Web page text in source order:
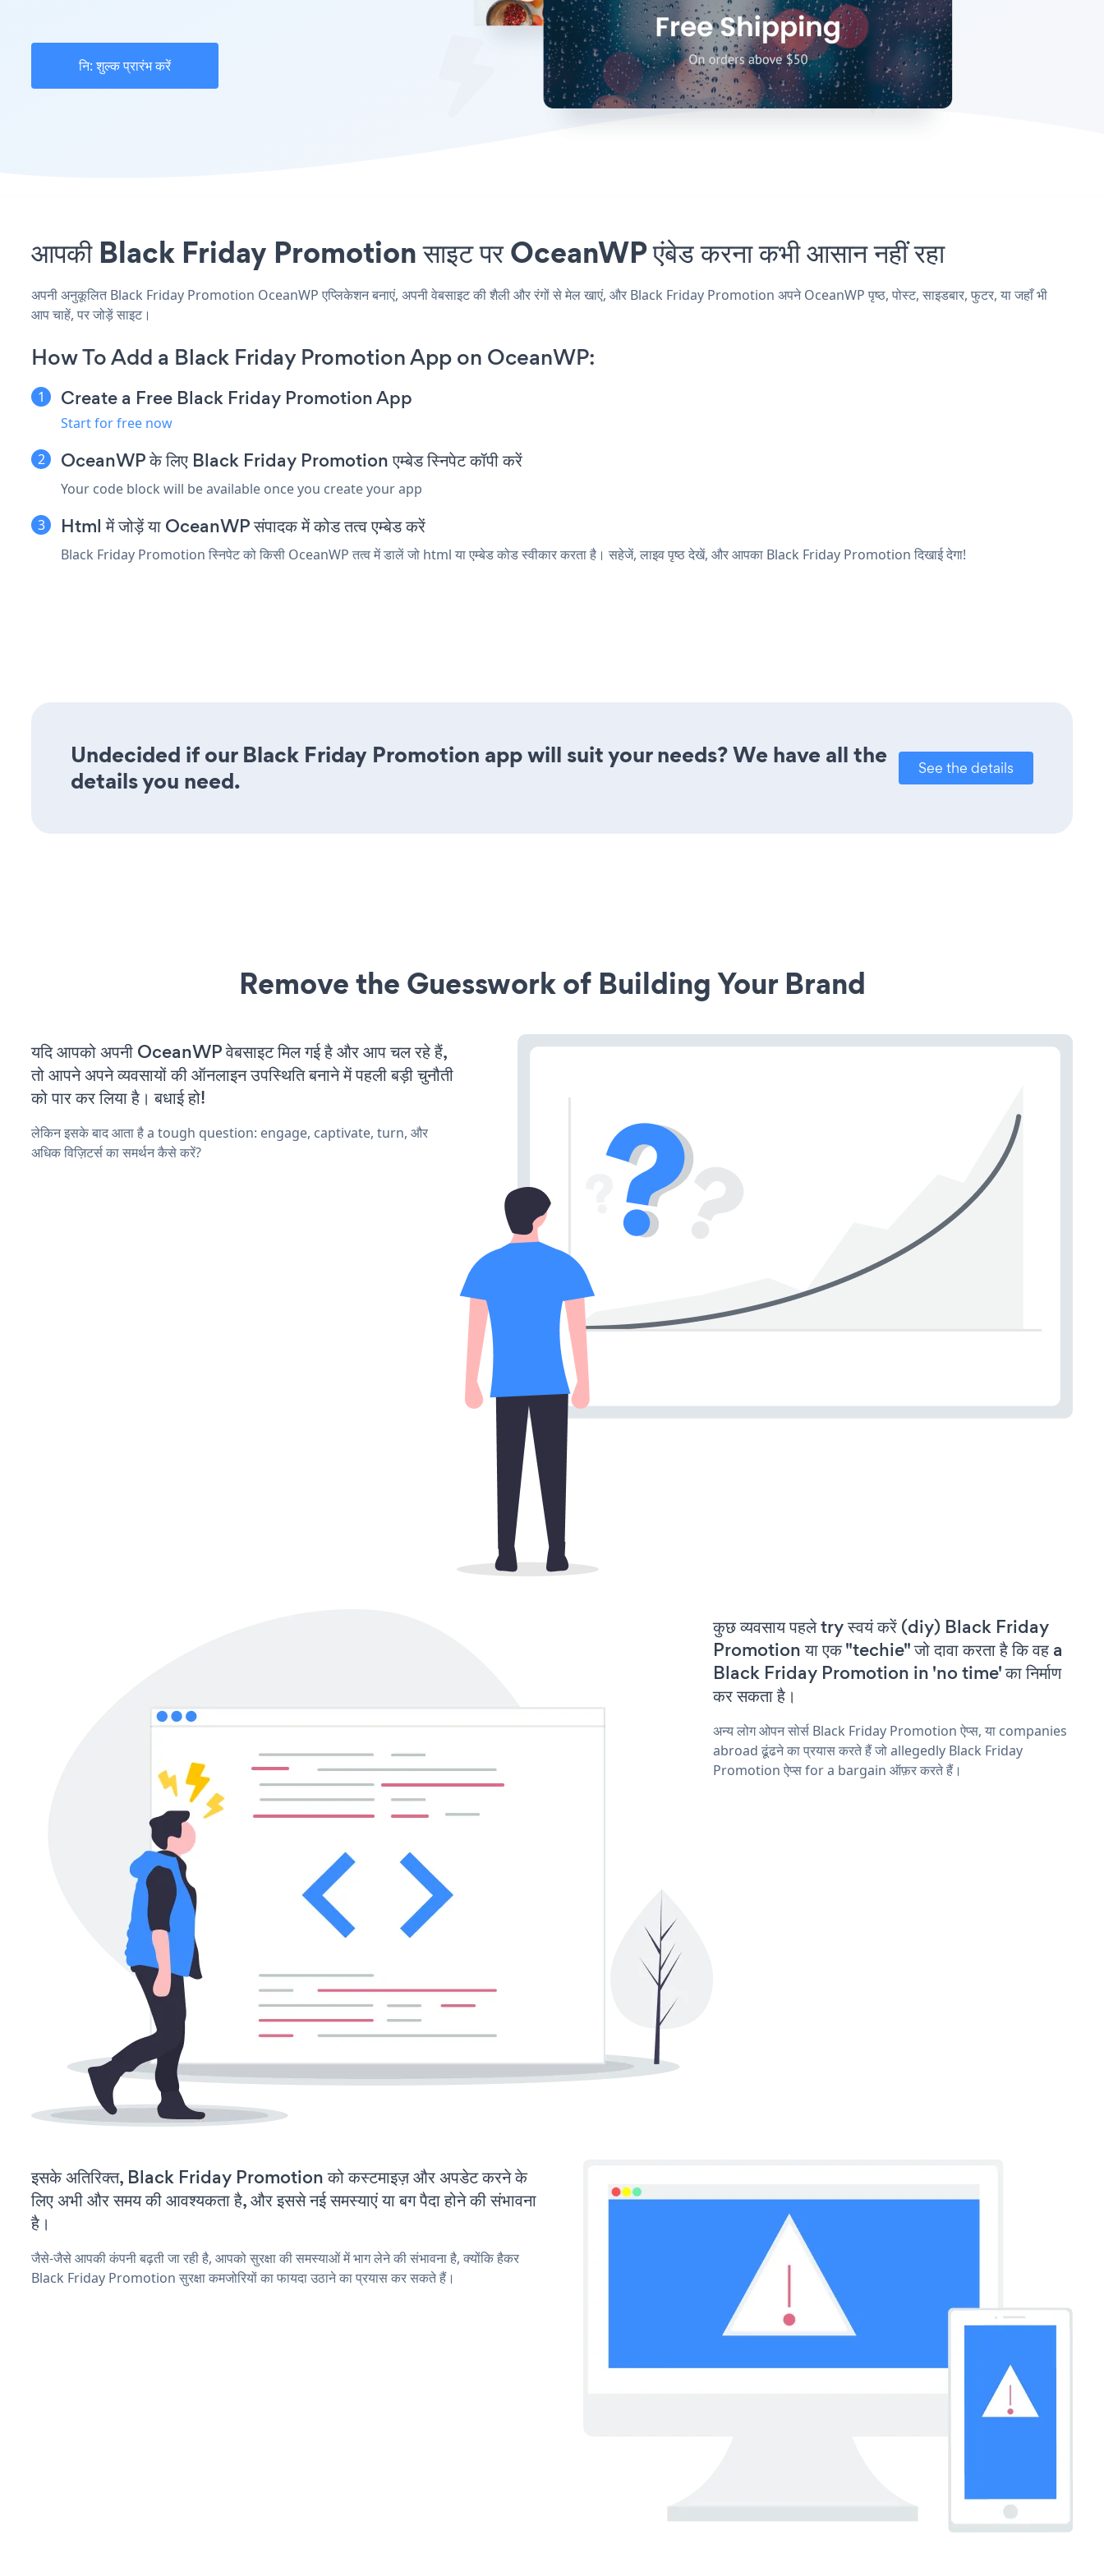
नि: शुल्क प्रारंभ करें
आपकी Black Friday Promotion साइट पर OceanWP एंबेड करना कभी आसान नहीं रहा
अपनी अनुकूलित Black Friday Promotion OceanWP एप्लिकेशन बनाएं, अपनी वेबसाइट की शैली और रंगों से मेल खाएं, और Black Friday Promotion अपने OceanWP पृष्ठ, पोस्ट, साइडबार, फुटर, या जहाँ भी
आप चाहें, पर जोड़ें साइट।
How To Add a Black Friday Promotion App on OceanWP:
Create a Free Black Friday Promotion App
Start for free now
OceanWP के लिए Black Friday Promotion एम्बेड स्निपेट कॉपी करें
Your code block will be available once you create your app
Html में जोड़ें या OceanWP संपादक में कोड तत्व एम्बेड करें
Black Friday Promotion स्निपेट को किसी OceanWP तत्व में डालें जो html या एम्बेड कोड स्वीकार करता है। सहेजें, लाइव पृष्ठ देखें, और आपका Black Friday Promotion दिखाई देगा!
Undecided if our Black Friday Promotion app will suit your needs? We have all the
details you need.
See the details
Remove the Guesswork of Building Your Brand
यदि आपको अपनी OceanWP वेबसाइट मिल गई है और आप चल रहे हैं,
तो आपने अपने व्यवसायों की ऑनलाइन उपस्थिति बनाने में पहली बड़ी चुनौती
को पार कर लिया है। बधाई हो!
लेकिन इसके बाद आता है a tough question: engage, captivate, turn, और
अधिक विज़िटर्स का समर्थन कैसे करें?
कुछ व्यवसाय पहले try स्वयं करें (diy) Black Friday
Promotion या एक "techie" जो दावा करता है कि वह a
Black Friday Promotion in 'no time' का निर्माण
कर सकता है।
अन्य लोग ओपन सोर्स Black Friday Promotion ऐप्स, या companies
abroad ढूंढने का प्रयास करते हैं जो allegedly Black Friday
Promotion ऐप्स for a bargain ऑफ़र करते हैं।
इसके अतिरिक्त, Black Friday Promotion को कस्टमाइज़ और अपडेट करने के
लिए अभी और समय की आवश्यकता है, और इससे नई समस्याएं या बग पैदा होने की संभावना
है।
जैसे-जैसे आपकी कंपनी बढ़ती जा रही है, आपको सुरक्षा की समस्याओं में भाग लेने की संभावना है, क्योंकि हैकर
Black Friday Promotion सुरक्षा कमजोरियों का फायदा उठाने का प्रयास कर सकते हैं।